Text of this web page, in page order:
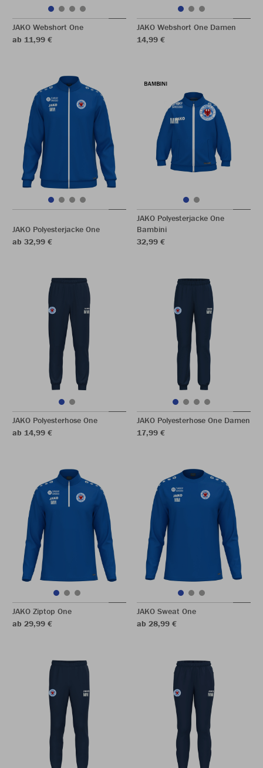
JAKO Webshort One
ab 11,99 €
JAKO Webshort One Damen
14,99 €
JAKO Polyesterjacke One
ab 32,99 €
JAKO Polyesterjacke One
Bambini
32,99 €
JAKO Polyesterhose One
ab 14,99 €
JAKO Polyesterhose One Damen
17,99 €
JAKO Ziptop One
ab 29,99 €
JAKO Sweat One
ab 28,99 €